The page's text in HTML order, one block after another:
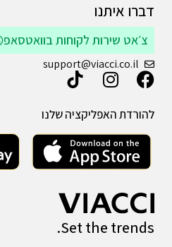
דברו איתנו
צ׳אט שירות לקוחות בוואטסאפ
support@viacci.co.il
להורדת האפליקציה שלנו
Set the trends.